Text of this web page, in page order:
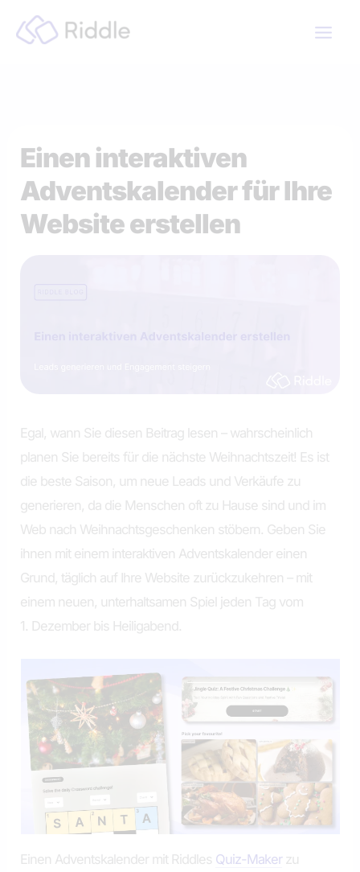
Inhalt
Einen interaktiven
Adventskalender für Ihre
Website erstellen
Egal, wann Sie diesen Beitrag lesen – wahrscheinlich
planen Sie bereits für die nächste Weihnachtszeit! Es ist
die beste Saison, um neue Leads und Verkäufe zu
generieren, da die Menschen oft zu Hause sind und im
Web nach Weihnachtsgeschenken stöbern. Geben Sie
ihnen mit einem interaktiven Adventskalender einen
Grund, täglich auf Ihre Website zurückzukehren – mit
einem neuen, unterhaltsamen Spiel jeden Tag vom
1. Dezember bis Heiligabend.
Einen Adventskalender mit Riddles Quiz-Makerzu